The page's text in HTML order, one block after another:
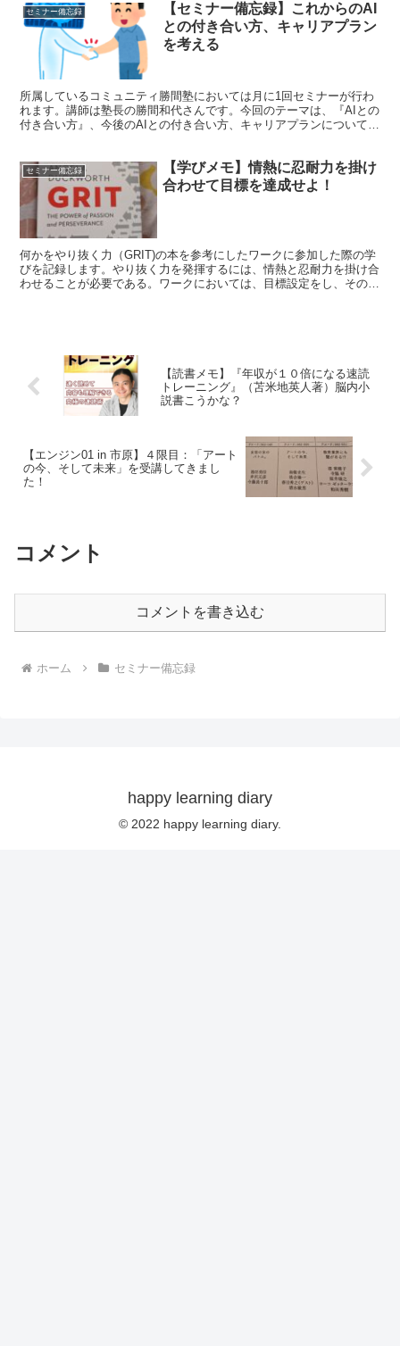
セミナー備忘録
【セミナー備忘録】これからのAI
との付き合い方、キャリアプラン
を考える
所属しているコミュニティ勝間塾においては月に1回セミナーが行わ
れます。講師は塾長の勝間和代さんです。今回のテーマは、『AIとの
付き合い方』、今後のAIとの付き合い方、キャリアプランについて考
セミナー備忘録
【学びメモ】情熱に忍耐力を掛け
合わせて目標を達成せよ！
何かをやり抜く力（GRIT)の本を参考にしたワークに参加した際の学
びを記録します。やり抜く力を発揮するには、情熱と忍耐力を掛け合
わせることが必要である。ワークにおいては、目標設定をし、その目
【読書メモ】『年収が１０倍になる速読
トレーニング』（苫米地英人著）脳内小
説書こうかな？
【エンジン01 in 市原】４限目：「アート
の今、そして未来」を受講してきまし
た！
コメント
コメントを書き込む
ホーム セミナー備忘録
happy learning diary
© 2022 happy learning diary.